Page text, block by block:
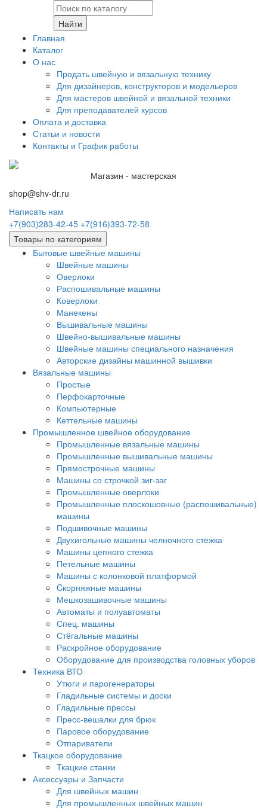
Найти
Главная
Каталог
О нас
Продать швейную и вязальную технику
Для дизайнеров, конструкторов и модельеров
Для мастеров швейной и вязальной техники
Для преподавателей курсов
Оплата и доставка
Статьи и новости
Контакты и График работы
Магазин - мастерская
shop@shv-dr.ru
Написать нам
+7(903)283-42-45 +7(916)393-72-58
Товары по категориям
Бытовые швейные машины
Швейные машины
Оверлоки
Распошивальные машины
Коверлоки
Манекены
Вышивальные машины
Швейно-вышивальные машины
Швейные машины специального назначения
Авторские дизайны машинной вышивки
Вязальные машины
Простые
Перфокарточные
Компьютерные
Кеттельные машины
Промышленное швейное оборудование
Промышленные вязальные машины
Промышленные вышивальные машины
Прямострочные машины
Машины со строчкой зиг-заг
Промышленные оверлоки
Промышленные плоскошовные (распошивальные)
машины
Подшивочные машины
Двухигольные машины челночного стежка
Машины цепного стежка
Петельные машины
Машины с колонковой платформой
Cкорняжные машины
Мешкозашивочные машины
Автоматы и полуавтоматы
Спец. машины
Стёгальные машины
Раскройное оборудование
Оборудование для производства головных уборов
Техника ВТО
Утюги и парогенераторы
Гладильные системы и доски
Гладильные прессы
Пресс-вешалки для брюк
Паровое оборудование
Отпариватели
Ткацкое оборудование
Ткацкие станки
Аксессуары и Запчасти
Для швейных машин
Для промышленных швейных машин